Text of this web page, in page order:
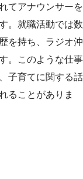
てアナウンサーを
。就職活動では数
を持ち、ラジオ沖
。このような仕事
子育てに関する話
ることがありま